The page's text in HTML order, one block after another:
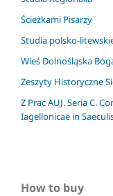
Ścieżkami Pisarzy
Studia polsko-
Wieś Dolnośląska
Zeszyty Historyczne
Z Prac AUJ. Seria C.
Iagellonicae in
How to buy